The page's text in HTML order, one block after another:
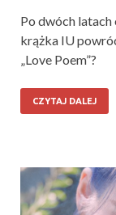
Po dwóch
krążka IU
„Love Poem”?
CZYTAJ DALEJ